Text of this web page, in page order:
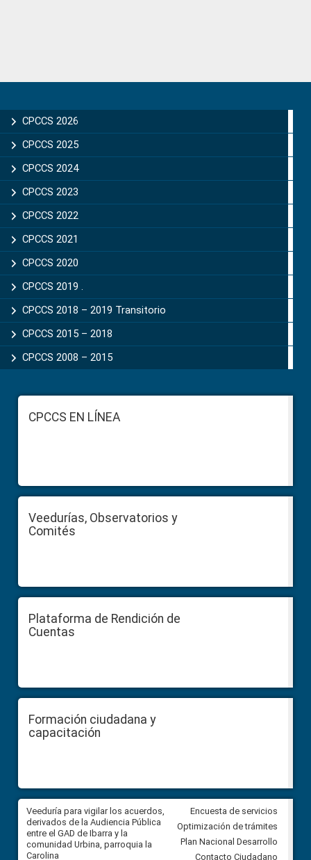
Sidebar
CPCCS 2026
CPCCS 2025
CPCCS 2024
CPCCS 2023
CPCCS 2022
CPCCS 2021
CPCCS 2020
CPCCS 2019 .
CPCCS 2018 – 2019 Transitorio
CPCCS 2015 – 2018
CPCCS 2008 – 2015
FooterCPCCS EN LÍNEA
Veedurías, Observatorios y
Comités
Plataforma de Rendición de
Cuentas
Formación ciudadana y
capacitación
Veeduría para vigilar los acuerdos,
derivados de la Audiencia Pública
entre el GAD de Ibarra y la
comunidad Urbina, parroquia la
Carolina
CPCCS convoca a Veeduría
Ciudadana para vigilar el
en la Universidad de Cuenca
Encuesta de servicios
Optimización de trámites
Plan Nacional Desarrollo
Contacto Ciudadano